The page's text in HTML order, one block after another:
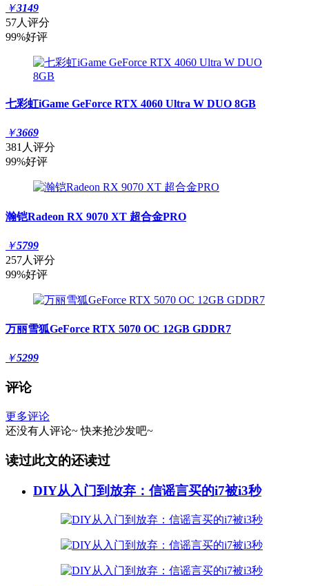
￥3149
57人评分
99%好评
七彩虹iGame GeForce RTX 4060 Ultra W DUO 8GB
￥3669
381人评分
99%好评
瀚铠Radeon RX 9070 XT 超合金PRO
￥5799
257人评分
99%好评
万丽雪狐GeForce RTX 5070 OC 12GB GDDR7
￥5299
评论
更多评论
还没有人评论~ 快来抢沙发吧~
读过此文的还读过
DIY从入门到放弃：信谣言买的i7被i3秒